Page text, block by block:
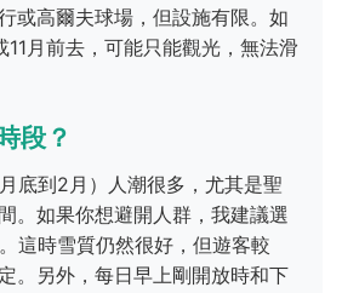
或高爾夫球場，但設施有限。如
月前去，可能只能觀光，無法滑
段？
底到2月）人潮很多，尤其是聖
。如果你想避開人群，我建議選
這時雪質仍然很好，但遊客較
。另外，每日早上剛開放時和下